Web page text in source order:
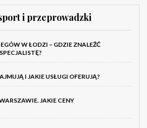
i przeprowadzki
W ŁODZI – GDZIE ZNALEŹĆ
I JAKIE USŁUGI OFERUJĄ?
JAKIE CENY